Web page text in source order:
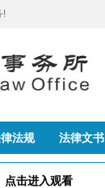
!
法规 法律文书
点击进入观看